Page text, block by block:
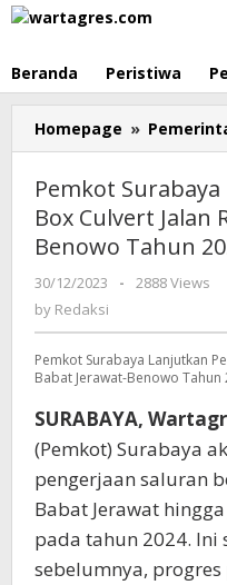
Skip
Beranda Peristiwa
Homepage »
Pemkot
Box Culvert Jalan
Benowo Tahun
30/12/2023
by
-
2888 Views
by Redaksi
Pemkot Surabaya Lanjutkan
Babat Jerawat-Benowo Tahun
SURABAYA,
(Pemkot) Surabaya
pengerjaan saluran
Babat Jerawat
pada tahun 2024. Ini
sebelumnya,